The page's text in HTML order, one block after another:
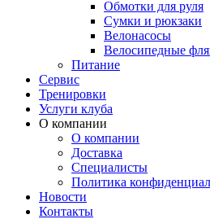
Обмотки для руля
Сумки и рюкзаки
Велонасосы
Велосипедные
Питание
Сервис
Тренировки
Услуги клуба
О компании
О компании
Доставка
Специалисты
Политика
Новости
Контакты